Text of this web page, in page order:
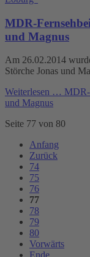
MDR-
und Magnus
Am 26.02.2014
Störche Jonas und
Weiterlesen … MDR-
und Magnus
Seite 77 von 80
Anfang
Zurück
74
75
76
77
78
79
80
Vorwärts